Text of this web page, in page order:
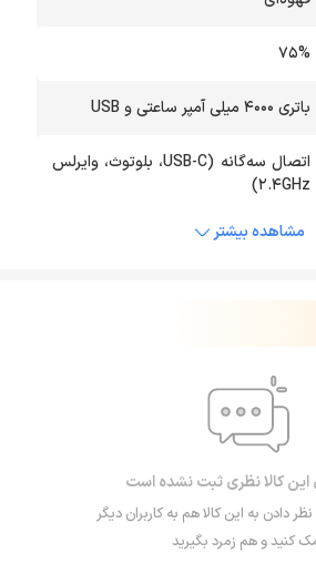
75%
باتری 4000 میلی آمپر ساعتی و USB
اتصال سه‌گانه (USB-C، بلوتوث، وایرلس
2.4GHz)
مشاهده بیشتر
این کالا نظری ثبت نشده است
دادن به این کالا هم به کاربران دیگر
کنید و هم زمرد بگیرید